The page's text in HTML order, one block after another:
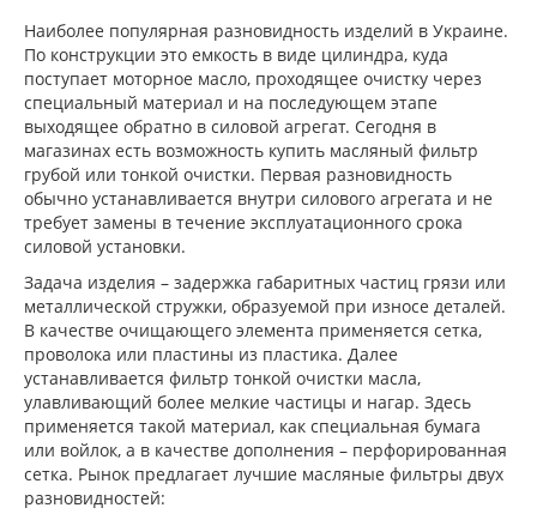
Наиболее популярная разновидность изделий в Украине.
По конструкции это емкость в виде цилиндра, куда
поступает моторное масло, проходящее очистку через
специальный материал и на последующем этапе
выходящее обратно в силовой агрегат. Сегодня в
магазинах есть возможность купить масляный фильтр
грубой или тонкой очистки. Первая разновидность
обычно устанавливается внутри силового агрегата и не
требует замены в течение эксплуатационного срока
силовой установки.
Задача изделия – задержка габаритных частиц грязи или
металлической стружки, образуемой при износе деталей.
В качестве очищающего элемента применяется сетка,
проволока или пластины из пластика. Далее
устанавливается фильтр тонкой очистки масла,
улавливающий более мелкие частицы и нагар. Здесь
применяется такой материал, как специальная бумага
или войлок, а в качестве дополнения – перфорированная
сетка. Рынок предлагает лучшие масляные фильтры двух
разновидностей: